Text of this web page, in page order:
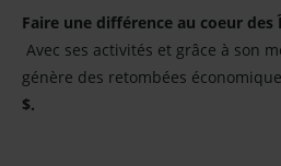
Faire une différence au coeur des
Avec ses activités et grâce à son
génère des retombées
$.